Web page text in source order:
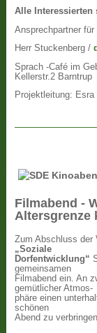
Alle
Ansprechpartner
Herr Stuckenberg /
Sprach -Café im
Kellerstr.2 Barntrup
Projektleitung:
Filmabend -
Altersgrenze
Zum Abschluss der
„Soziale
Dorfentwicklung“
gemeinsamen
Filmabend ein. An
gemütlicher Atmos-
phäre einen
schönen
Abend zu